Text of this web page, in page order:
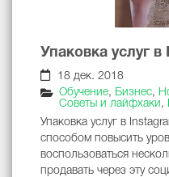
Упаковка услуг в
18 дек. 2018
Обучение, Бизнес,
Советы и лайфхаки,
Упаковка услуг в
способом повысить
воспользоваться
продавать через эту